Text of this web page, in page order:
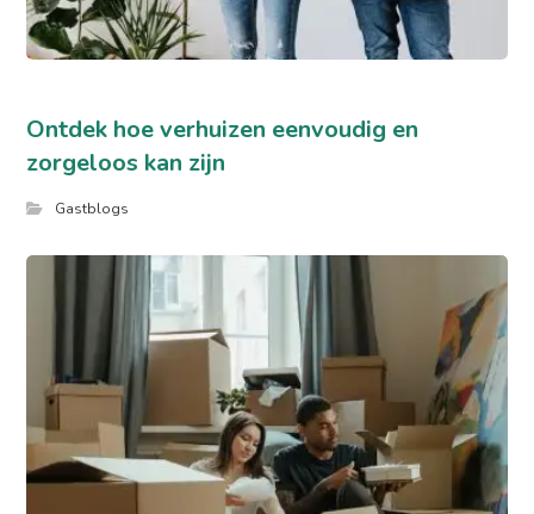
Ontdek hoe verhuizen eenvoudig en
zorgeloos kan zijn
Gastblogs